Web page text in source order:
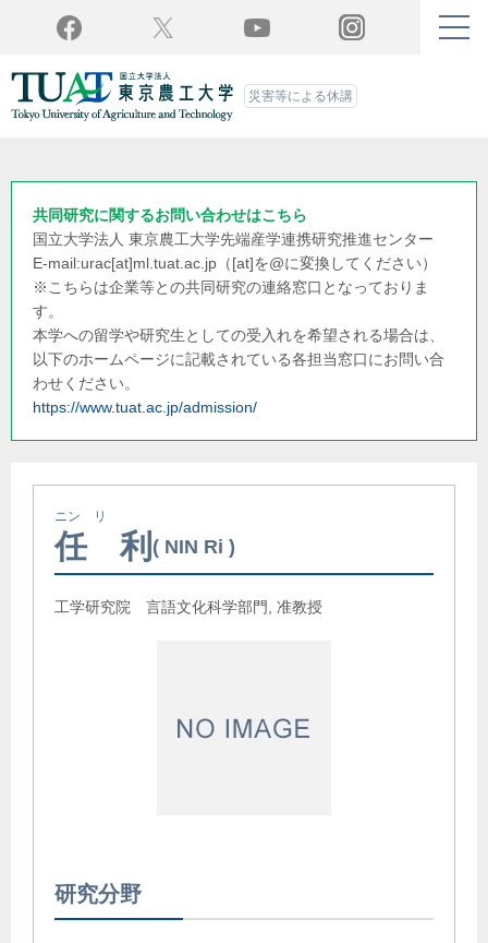
Facebook YouTube Instagram
災害等による休講
共同研究に関するお問い合わせはこちら
国立大学法人 東京農工大学先端産学連携研究推進センター
E-mail:urac[at]ml.tuat.ac.jp （[at]を@に変換してください）
※こちらは企業等との共同研究の連絡窓口となっておりま
す。
本学への留学や研究生としての受入れを希望される場合は、
以下のホームページに記載されている各担当窓口にお問い合
わせください。
https://www.tuat.ac.jp/admission/
任 利
ニン リ
NIN Ri
工学研究院 言語文化科学部門, 准教授
研究分野